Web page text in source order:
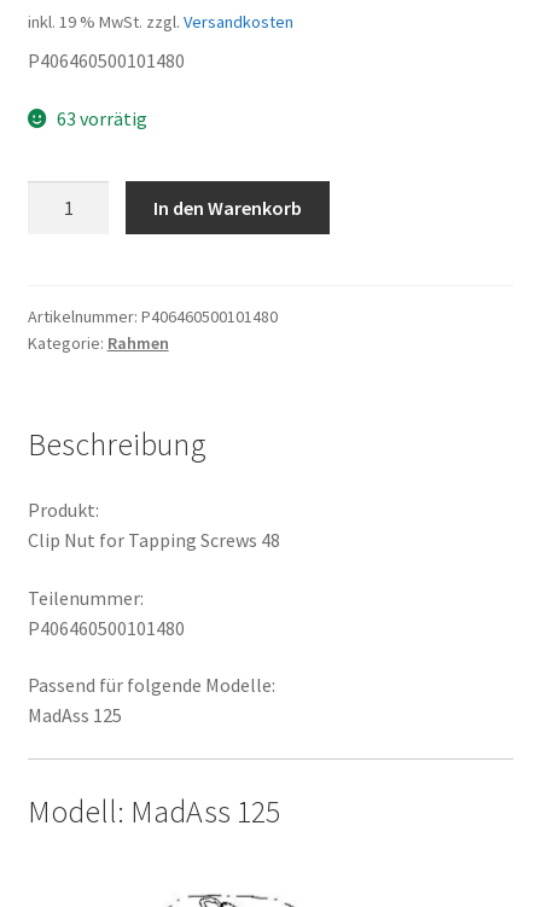
inkl. 19 % MwSt. zzgl. Versandkosten
P406460500101480
63 vorrätig
Screws
48
In den Warenkorb
Artikelnummer: P406460500101480
Kategorie: Rahmen
Beschreibung
Produkt:
Clip Nut for Tapping Screws 48
Teilenummer:
P406460500101480
Passend für folgende Modelle:
MadAss 125
Modell: MadAss 125